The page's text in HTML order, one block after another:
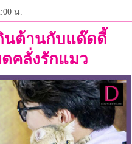
น.
นต้านกับแด๊ดดี้
คลั่งรักแมว